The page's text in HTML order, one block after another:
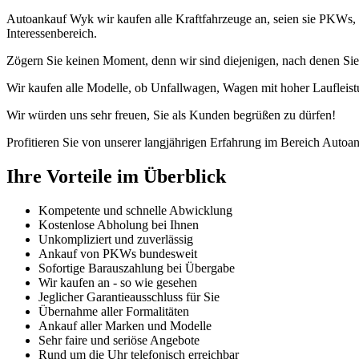
Autoankauf Wyk wir kaufen alle Kraftfahrzeuge an, seien sie
Interessenbereich.
Zögern Sie keinen Moment, denn wir sind diejenigen, nach denen
Wir kaufen alle Modelle, ob Unfallwagen, Wagen mit hoher
Wir würden uns sehr freuen, Sie als Kunden begrüßen zu dürfen!
Profitieren Sie von unserer langjährigen Erfahrung im Bereich
Ihre Vorteile im Überblick
Kompetente und schnelle Abwicklung
Kostenlose Abholung bei Ihnen
Unkompliziert und zuverlässig
Ankauf von PKWs bundesweit
Sofortige Barauszahlung bei Übergabe
Wir kaufen an - so wie gesehen
Jeglicher Garantieausschluss für Sie
Übernahme aller Formalitäten
Ankauf aller Marken und Modelle
Sehr faire und seriöse Angebote
Rund um die Uhr telefonisch erreichbar